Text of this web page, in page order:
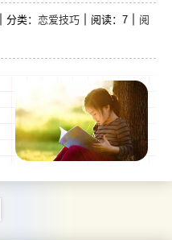
分类： 恋爱技巧 阅读：7
阅